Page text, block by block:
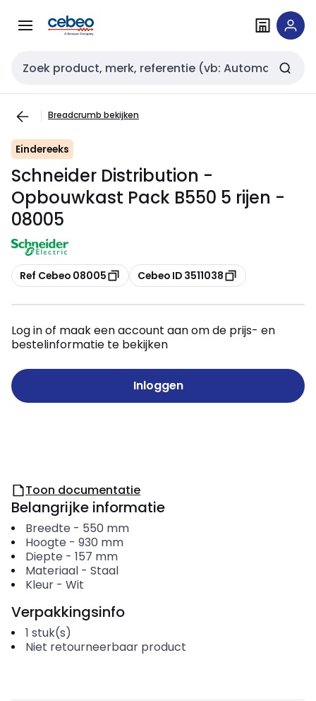
naar
naar
Zoekveld invoer
Breadcrumb bekijken
Eindereeks
Schneider Distribution -
Opbouwkast Pack B550 5 rijen -
08005
Kopiëren
Ref Cebeo 08005 Kopiëren
Cebeo ID 3511038
Log in of maak een account aan om de prijs- en
bestelinformatie te bekijken
Inloggen
Toon documentatie
Belangrijke informatie
Breedte - 550 mm
Hoogte - 930 mm
Diepte - 157 mm
Materiaal- Staal
Kleur- Wit
Verpakkingsinfo
1 stuk(s)
Niet retourneerbaar product